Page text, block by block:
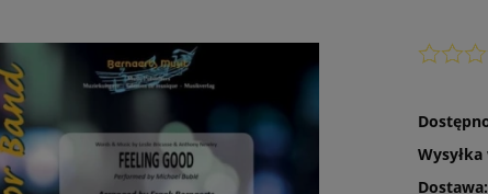
Wysyłka
Dostawa: